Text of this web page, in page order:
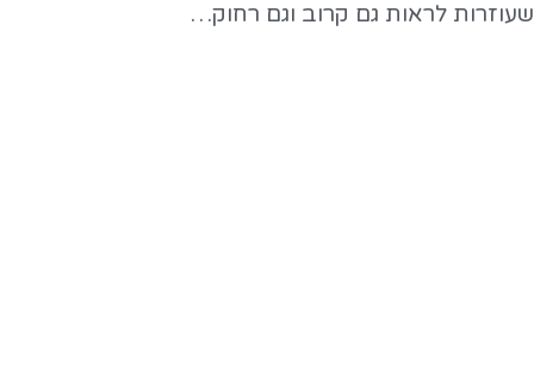
לראות גם קרוב וגם רחוק…